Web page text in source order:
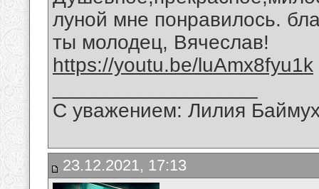
луной мне понравилось.
ты молодец, Вячеслав!
https://youtu.be/luAmx8fyu1k
С уважением: Лилия
23.12.2021, 17:13